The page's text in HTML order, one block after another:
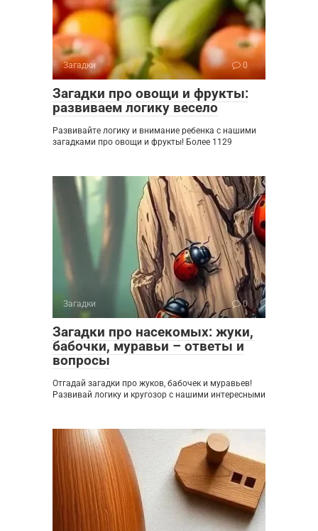
Загадки 0
Загадки про овощи и фрукты:
развиваем логику весело
Развивайте логику и внимание ребенка с нашими
загадками про овощи и фрукты! Более 1129
Загадки 0
Загадки про насекомых: жуки,
бабочки, муравьи – ответы и
вопросы
Отгадай загадки про жуков, бабочек и муравьев!
Развивай логику и кругозор с нашими интересными